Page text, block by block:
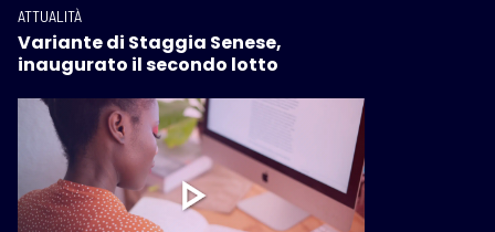
ATTUALITÀ
Variante di Staggia Senese,
inaugurato il secondo lotto